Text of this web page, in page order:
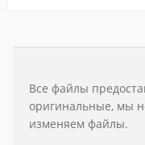
Все файлы
оригинальные, мы
изменяем файлы.